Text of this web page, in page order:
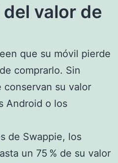
valor de
que su móvil pierde
comprarlo. Sin
conservan su valor
Android o los
de Swappie, los
un 75 % de su valor